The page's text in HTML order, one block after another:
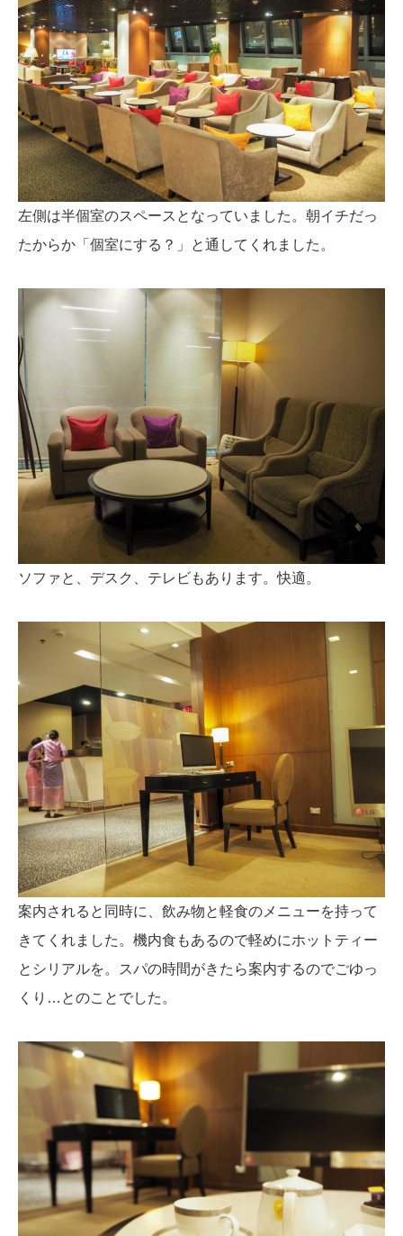
左側は半個室のスペースとなっていました。朝イチだっ
たからか「個室にする？」と通してくれました。
ソファと、デスク、テレビもあります。快適。
案内されると同時に、飲み物と軽食のメニューを持って
きてくれました。機内食もあるので軽めにホットティー
とシリアルを。スパの時間がきたら案内するのでごゆっ
くり…とのことでした。